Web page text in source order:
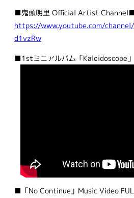
■鬼頭明里 Official Artist
https://www.youtube.com/channel/
d1vzRw
■1stミニアルバム「Kaleidoscope
■「No Continue」Music Video